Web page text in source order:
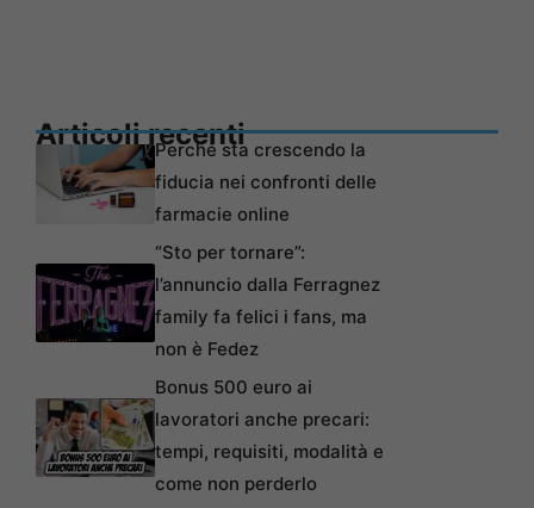
Articoli recentiPerché sta crescendo la
fiducia nei confronti delle
farmacie online
“Sto per tornare”:
l’annuncio dalla Ferragnez
family fa felici i fans, ma
non è Fedez
Bonus 500 euro ai
lavoratori anche precari:
tempi, requisiti, modalità e
come non perderlo